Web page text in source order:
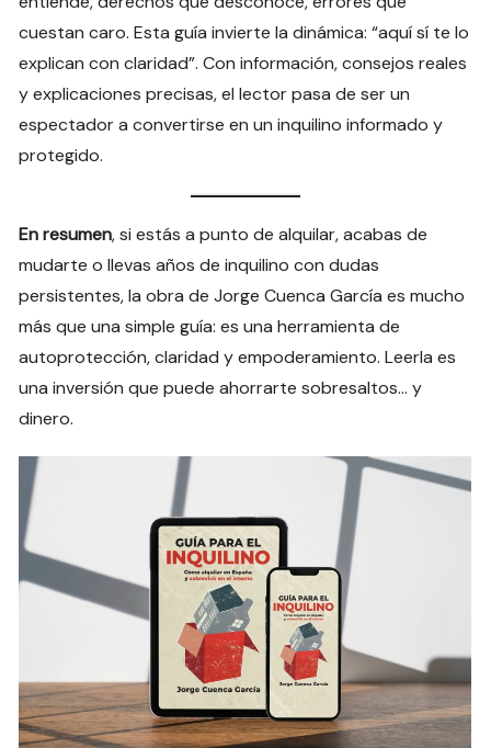
cuestan caro. Esta guía invierte la dinámica: “aquí sí te lo
explican con claridad”. Con información, consejos reales
y explicaciones precisas, el lector pasa de ser un
espectador a convertirse en un inquilino informado y
protegido.
En resumen, si estás a punto de alquilar, acabas de
mudarte o llevas años de inquilino con dudas
persistentes, la obra de Jorge Cuenca García es mucho
más que una simple guía: es una herramienta de
autoprotección, claridad y empoderamiento. Leerla es
una inversión que puede ahorrarte sobresaltos… y
dinero.